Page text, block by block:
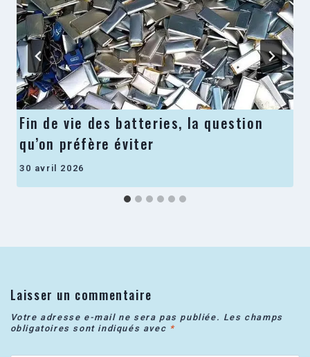
Fin de vie des batteries, la question
qu’on préfère éviter
30 avril 2026
Laisser un commentaire
Votre adresse e-mail ne sera pas publiée. Les champs
obligatoires sont indiqués avec *